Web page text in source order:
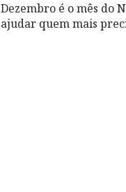
Dezembro é o mês do
ajudar quem mais